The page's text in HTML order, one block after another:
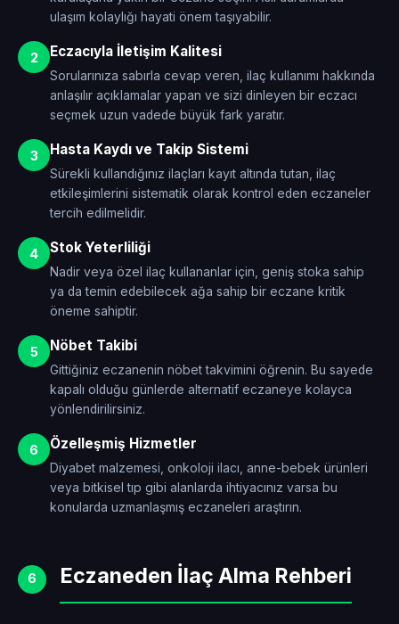
ulaşım kolaylığı hayati önem taşıyabilir.
2 Eczacıyla İletişim Kalitesi
Sorularınıza sabırla cevap veren, ilaç kullanımı hakkında
anlaşılır açıklamalar yapan ve sizi dinleyen bir eczacı
seçmek uzun vadede büyük fark yaratır.
3 Hasta Kaydı ve Takip Sistemi
Sürekli kullandığınız ilaçları kayıt altında tutan, ilaç
etkileşimlerini sistematik olarak kontrol eden eczaneler
tercih edilmelidir.
4 Stok Yeterliliği
Nadir veya özel ilaç kullananlar için, geniş stoka sahip
ya da temin edebilecek ağa sahip bir eczane kritik
öneme sahiptir.
5 Nöbet Takibi
Gittiğiniz eczanenin nöbet takvimini öğrenin. Bu sayede
kapalı olduğu günlerde alternatif eczaneye kolayca
yönlendirilirsiniz.
6 Özelleşmiş Hizmetler
Diyabet malzemesi, onkoloji ilacı, anne-bebek ürünleri
veya bitkisel tıp gibi alanlarda ihtiyacınız varsa bu
konularda uzmanlaşmış eczaneleri araştırın.
6 Eczaneden İlaç Alma Rehberi